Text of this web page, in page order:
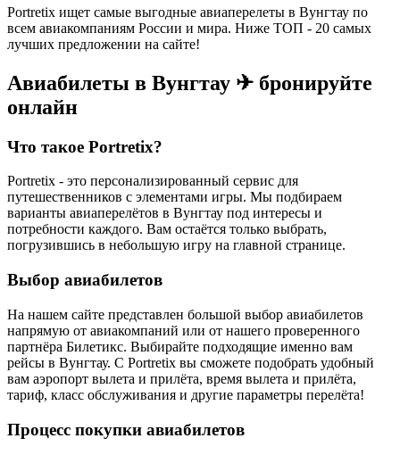
Portretix ищет самые выгодные авиаперелеты в Вунгтау по
всем авиакомпаниям России и мира. Ниже ТОП - 20 самых
лучших предложении на сайте!
Авиабилеты в Вунгтау ✈ бронируйте
онлайн
Что такое Portretix?
Portretix - это персонализированный сервис для
путешественников с элементами игры. Мы подбираем
варианты авиаперелётов в Вунгтау под интересы и
потребности каждого. Вам остаётся только выбрать,
погрузившись в небольшую игру на главной странице.
Выбор авиабилетов
На нашем сайте представлен большой выбор авиабилетов
напрямую от авиакомпаний или от нашего проверенного
партнёра Билетикс. Выбирайте подходящие именно вам
рейсы в Вунгтау. С Portretix вы сможете подобрать удобный
вам аэропорт вылета и прилёта, время вылета и прилёта,
тариф, класс обслуживания и другие параметры перелёта!
Процесс покупки авиабилетов